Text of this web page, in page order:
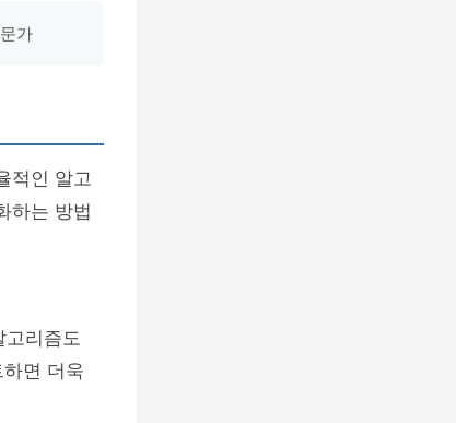
가
적인 알고
하는 방법
고리즘도
면 더욱